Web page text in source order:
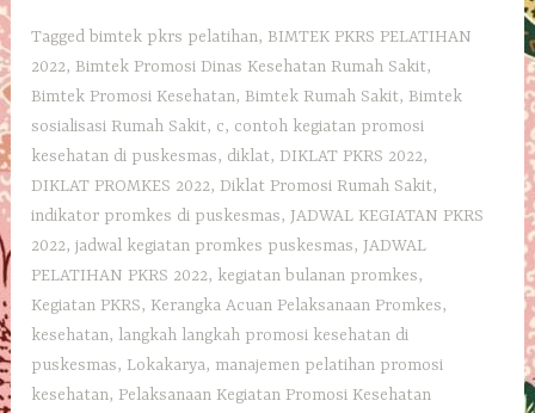
Tagged bimtek pkrs pelatihan, BIMTEK PKRS PELATIHAN
2022, Bimtek Promosi Dinas Kesehatan Rumah Sakit,
Bimtek Promosi Kesehatan, Bimtek Rumah Sakit, Bimtek
sosialisasi Rumah Sakit, c, contoh kegiatan promosi
kesehatan di puskesmas, diklat,DIKLAT PKRS 2022,
DIKLAT PROMKES 2022,Diklat Promosi Rumah Sakit,
indikator promkes di puskesmas, JADWAL KEGIATAN PKRS
2022,jadwal kegiatan promkes puskesmas, JADWAL
PELATIHAN PKRS 2022, kegiatan bulanan promkes,
Kegiatan PKRS, Kerangka Acuan Pelaksanaan Promkes,
kesehatan, langkah langkah promosi kesehatan di
puskesmas, Lokakarya, manajemen pelatihan promosi
kesehatan, Pelaksanaan Kegiatan Promosi Kesehatan